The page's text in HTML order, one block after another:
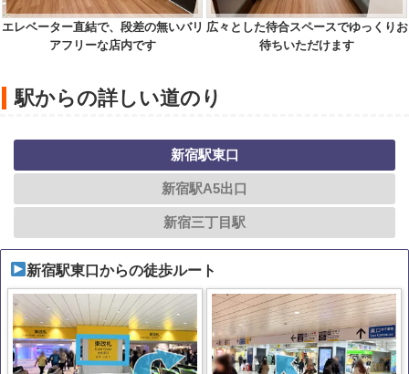
エレベーター直結で、段差の無いバリ
アフリーな店内です
広々とした待合スペースでゆっくりお
待ちいただけます
駅からの詳しい道のり
新宿駅東口
新宿駅A5出口
新宿三丁目駅
新宿駅東口からの徒歩ルート